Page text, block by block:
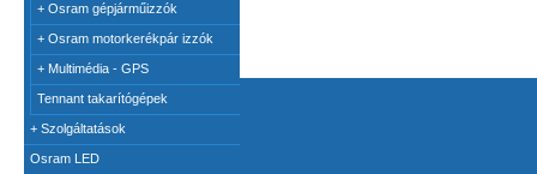
+ Osram gépjárműizzók
+ Osram motorkerékpár izzók
+ Multimédia - GPS
Tennant takarítógépek
+ Szolgáltatások
Osram LED